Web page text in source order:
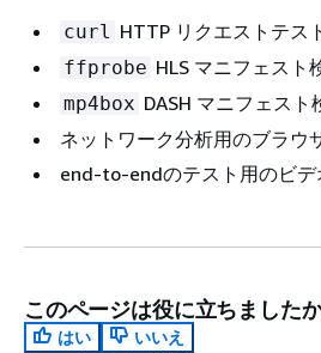
curl HTTP リクエストテス
ffprobe HLS マニフェスト
mp4box DASH マニフェスト
ネットワーク分析用のブラウ
end-to-endのテスト用のビデ
このページは役に立ちました
はい
いいえ